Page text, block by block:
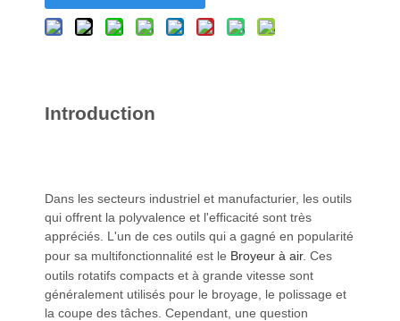
Introduction
Dans les secteurs industriel et manufacturier, les outils
qui offrent la polyvalence et l'efficacité sont très
appréciés. L'un de ces outils qui a gagné en popularité
pour sa multifonctionnalité est le Broyeur à air. Ces
outils rotatifs compacts et à grande vitesse sont
généralement utilisés pour le broyage, le polissage et
la coupe des tâches. Cependant, une question